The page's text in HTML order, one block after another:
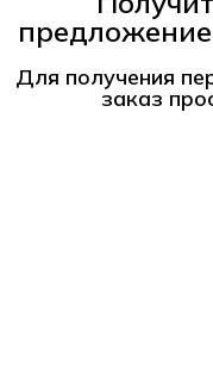
Для получения
заказ